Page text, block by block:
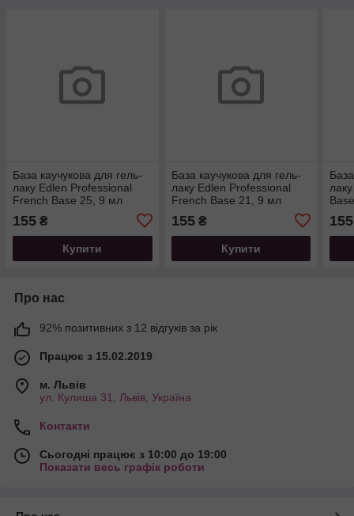
База каучукова для гель-
лаку Edlen Professional
French Base 25, 9 мл
155 ₴
Купити
База каучукова для гель-
лаку Edlen Professional
French Base 21, 9 мл
155₴
Купити
155
Про нас
92% позитивних з 12 відгуків за рік
Працює з 15.02.2019
м. Львів
ул. Кулиша 31, Львів, Україна
Контакти
Сьогодні працює з 10:00 до 19:00
Показати весь графік роботи